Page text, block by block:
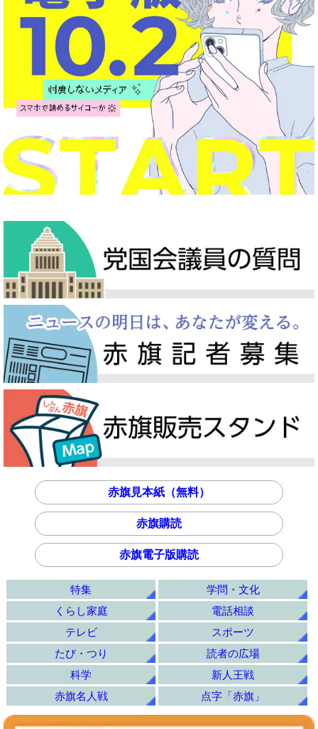
赤旗見本紙（無料）
赤旗購読
赤旗電子版購読
特集
学問・文化
くらし家庭
電話相談
テレビ
スポーツ
たび・つり
読者の広場
科学
新人王戦
赤旗名人戦
点字「赤旗」